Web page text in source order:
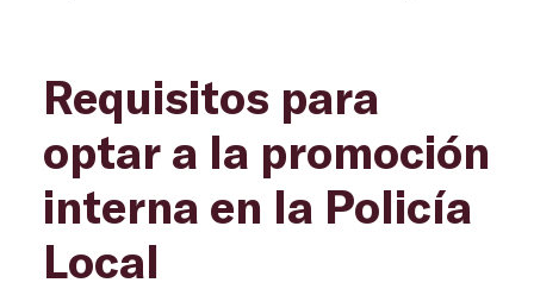
Requisitos para
optar a la promoción
interna en la Policía
Local